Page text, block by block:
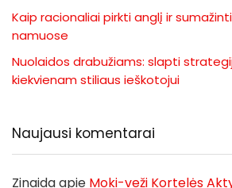
Kaip racionaliai pirkti anglį ir
namuose
Nuolaidos drabužiams: slapti
kiekvienam stiliaus ieškotojui
Naujausi komentarai
Zinaidaapie Moki-veži Kortelės